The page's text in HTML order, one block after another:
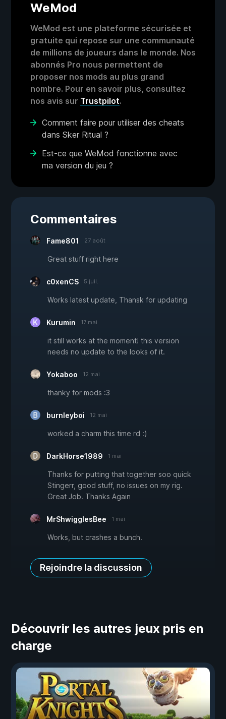
WeMod
WeMod est une plateforme sécurisée et
gratuite qui repose sur une communauté
de millions de joueurs dans le monde. Nos
abonnés Pro nous permettent de
proposer nos mods au plus grand
nombre. Pour en savoir plus, consultez
nos avis sur Trustpilot.
Comment faire pour utiliser des cheats
dans Sker Ritual ?
Est-ce que WeMod fonctionne avec
ma version du jeu ?
Commentaires
Fame801 27 août
Great stuff right here
c0xenCS 5 juil.
Works latest update, Thansk for updating
Kurumin 17 mai
it still works at the moment! this version
needs no update to the looks of it.
Yokaboo 12 mai
thanky for mods :3
burnleyboi 12 mai
worked a charm this time rd :)
DarkHorse1989 1 mai
Thanks for putting that together soo quick
Stingerr, good stuff, no issues on my rig.
Great Job. Thanks Again
MrShwigglesBee 1 mai
Works, but crashes a bunch.
Rejoindre la discussion
Découvrir les autres jeux pris en
charge